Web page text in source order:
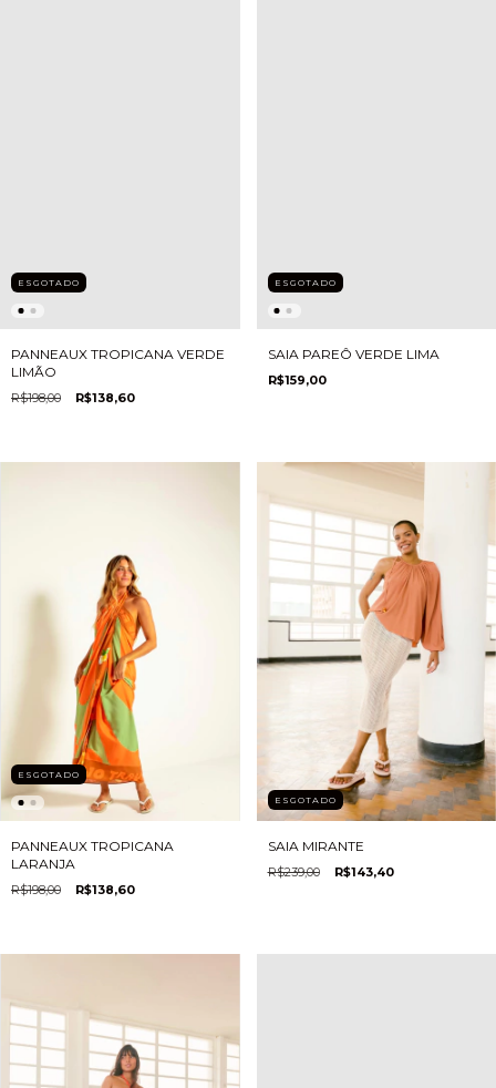
ESGOTADO
PANNEAUX TROPICANA VERDE
LIMÃO
R$198,00 R$138,60
ESGOTADO
SAIA PAREÔ VERDE LIMA
R$159,00
ESGOTADO
PANNEAUX TROPICANA
LARANJA
R$198,00 R$138,60
ESGOTADO
SAIA MIRANTE
R$239,00 R$143,40